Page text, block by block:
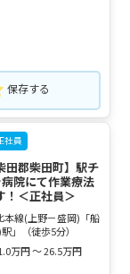
保存する
社員
田郡柴田町】駅チ
院にて作業療法
！＜正社員＞
本線(上野－盛岡)「船
」（徒歩5分）
万円 ～ 26.5万円